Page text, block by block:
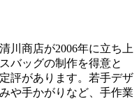
川商店が2006年に立ち上
バッグの制作を得意と
評があります。若手デザ
や手かがりなど、手作業